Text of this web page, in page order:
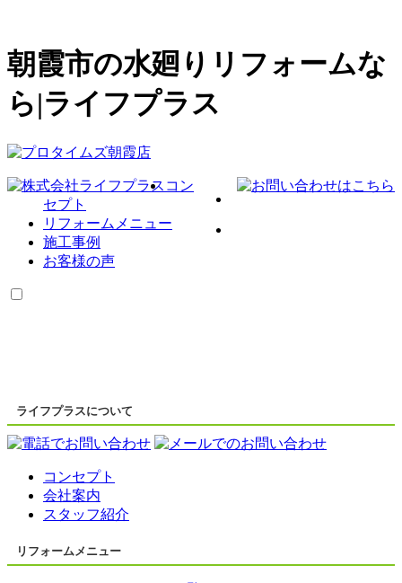
朝霞市の水廻りリフォームな
ら|ライフプラス
コン
セプト
リフォームメニュー
施工事例
お客様の声
ライフプラスについて
コンセプト
会社案内
スタッフ紹介
リフォームメニュー